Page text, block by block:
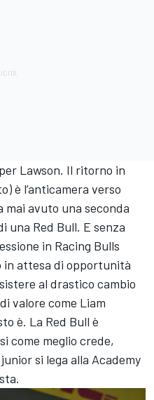
Lawson. Il ritorno in
è l’anticamera verso
mai avuto una seconda
una Red Bull. E senza
in Racing Bulls
in attesa di opportunità
al drastico cambio
valore come Liam
è. La Red Bull è
come meglio crede,
si lega alla Academy